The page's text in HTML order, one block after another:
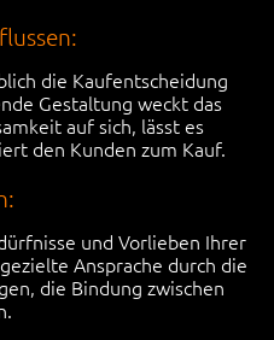
die Kaufentscheidung
Gestaltung weckt das
auf sich, lässt es
den Kunden zum Kauf.
und Vorlieben Ihrer
Ansprache durch die
die Bindung zwischen